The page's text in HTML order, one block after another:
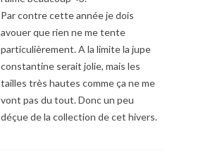
Par contre cette année je dois
avouer que rien ne me tente
particulièrement. A la limite la jupe
constantine serait jolie, mais les
tailles très hautes comme ça ne me
vont pas du tout. Donc un peu
déçue de la collection de cet hivers.